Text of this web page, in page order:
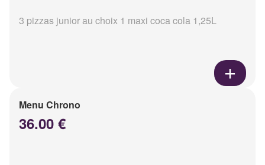
3 pizzas junior au choix 1 maxi coca cola 1,25L
Menu Chrono
36.00 €